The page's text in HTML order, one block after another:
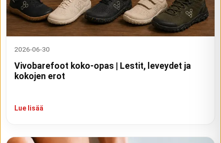
2026-06-30
Vivobarefoot koko-opas | Lestit, leveydet ja
kokojen erot
Lue lisää